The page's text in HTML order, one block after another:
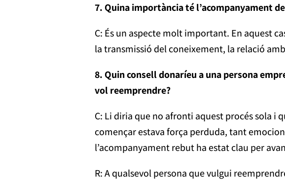
7. Quina importància té l’acompanyament
C: És un aspecte molt important. En aquest
la transmissió del coneixement, la relació
8. Quin consell donaríeu a una persona
vol reemprendre?
C: Li diria que no afronti aquest procés sola i
començar estava força perduda, tant
l’acompanyament rebut ha estat clau per
R: A qualsevol persona que vulgui